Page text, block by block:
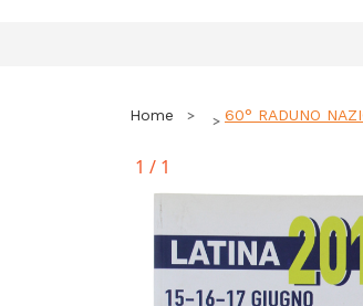
Home 60° RADUNO
1 / 1